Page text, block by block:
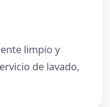
limpio y
de lavado,